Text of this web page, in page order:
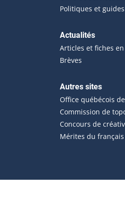
Politiques et guides
Actualités
Articles et fiches
Brèves
Autres sites
Office québécois
Commission de
Concours de
Mérites du français